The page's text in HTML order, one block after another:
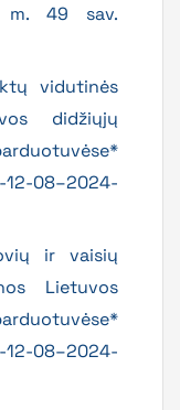
m. 49 sav.
vidutinės
didžiųjų
08–2024-
ir vaisių
Lietuvos
08–2024-